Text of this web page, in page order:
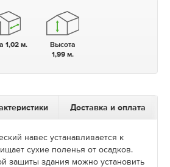
1,02 м.
Высота
1,99 м.
Доставка и оплата
навес устанавливается к
сухие поленья от осадков.
защиты здания можно установить